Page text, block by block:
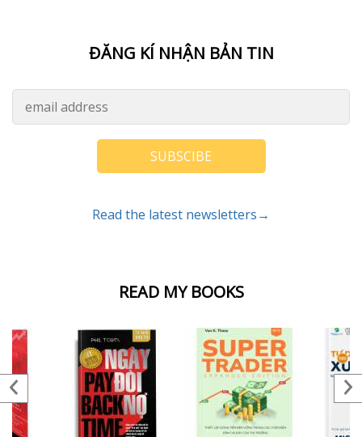
READ MY BOOKS
ĐĂNG KÍ NHẬN BẢN TIN
SUBSCIBE
Read the latest newsletters→